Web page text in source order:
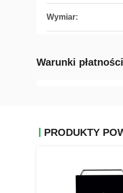
Wymiar:
Warunki